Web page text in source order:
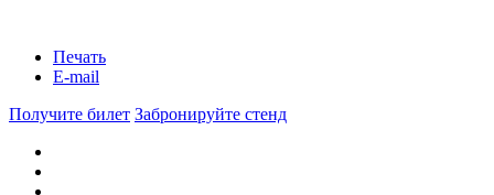
Печать
E-mail
Получите билет Забронируйте стенд